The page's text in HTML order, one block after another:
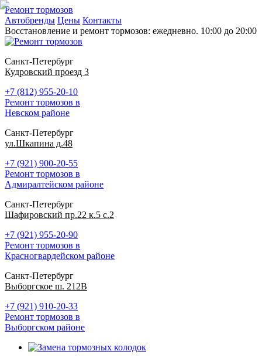
Ремонт тормозов
Автобренды Цены Контакты
Восстановление и ремонт тормозов: ежедневно. 10:00 до 20:00
Санкт-Петербург
Кудровский проезд 3
+7 (812) 955-20-10
Ремонт тормозов в
Невском районе
Санкт-Петербург
ул.Шкапина д.48
+7 (921) 900-20-55
Ремонт тормозов в
Адмиралтейском районе
Санкт-Петербург
Шафировский пр.22 к.5 с.2
+7 (921) 955-20-90
Ремонт тормозов в
Красногвардейском районе
Санкт-Петербург
Выборгское ш. 212В
+7 (921) 910-20-33
Ремонт тормозов в
Выборгском районе